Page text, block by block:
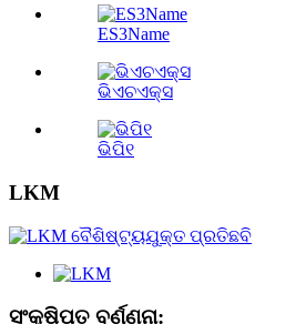
ES3Name
ଭିଏଚଏକ୍ସ
ଭିପି୧
LKM
ସଂକ୍ଷିପ୍ତ ବର୍ଣ୍ଣନା: